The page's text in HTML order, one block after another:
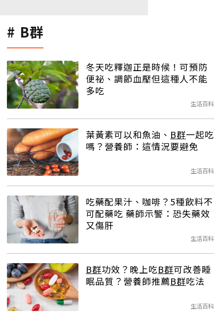
B群
冬天吃釋迦正是時候！可預防
便祕、調節血壓但這種人不能
多吃
生活百科
葉黃素可以和魚油、 B群一起吃
嗎？營養師：這情況要避免
生活百科
吃藥配果汁、咖啡？5種飲料不
可配藥吃 藥師示警：恐失藥效
又傷肝
生活百科
B群功效？晚上吃B群可改善睡
眠品質？營養師推薦B群吃法
生活百科